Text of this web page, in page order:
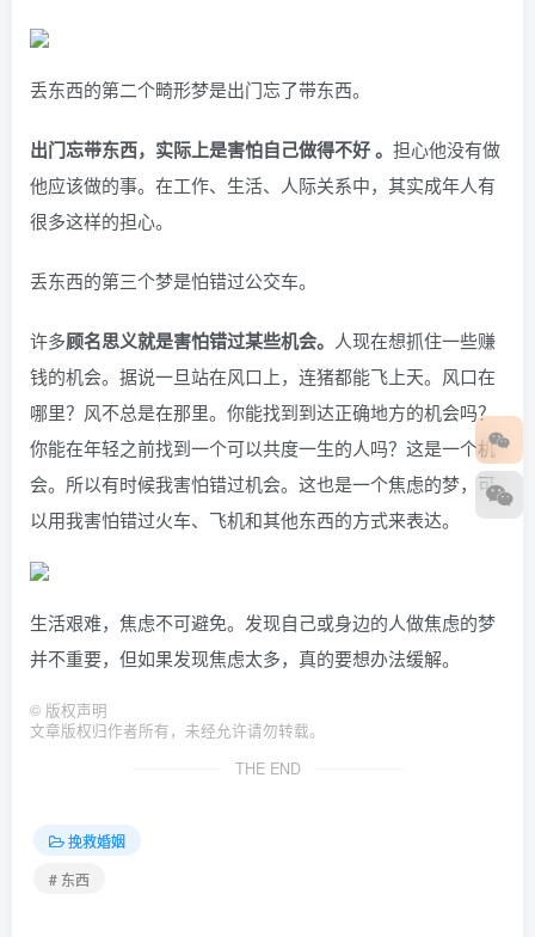
丢东西的第二个畸形梦是出门忘了带东西。
出门忘带东西，实际上是害怕自己做得不好 。 担心他没有做
他应该做的事。在工作、生活、人际关系中，其实成年人有
很多这样的担心。
丢东西的第三个梦是怕错过公交车。
许多顾名思义就是害怕错过某些机会。 人现在想抓住一些赚
钱的机会。据说一旦站在风口上，连猪都能飞上天。风口在
哪里？风不总是在那里。你能找到到达正确地方的机会吗？
你能在年轻之前找到一个可以共度一生的人吗？这是一个机
会。所以有时候我害怕错过机会。这也是一个焦虑的梦，可
以用我害怕错过火车、飞机和其他东西的方式来表达。
生活艰难，焦虑不可避免。发现自己或身边的人做焦虑的梦
并不重要，但如果发现焦虑太多，真的要想办法缓解。
© 版权声明
文章版权归作者所有，未经允许请勿转载。
THE END
挽救婚姻
# 东西